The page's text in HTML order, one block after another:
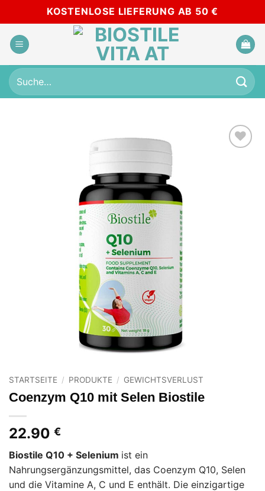
to
content
KOSTENLOSE LIEFERUNG AB 50 €
Suche
nach:
STARTSEITE / PRODUKTE / GEWICHTSVERLUST
Coenzym Q10 mit Selen Biostile
22.90 €
Biostile Q10 + Selenium ist ein
Nahrungsergänzungsmittel, das Coenzym Q10, Selen
und die Vitamine A, C und E enthält. Die einzigartige